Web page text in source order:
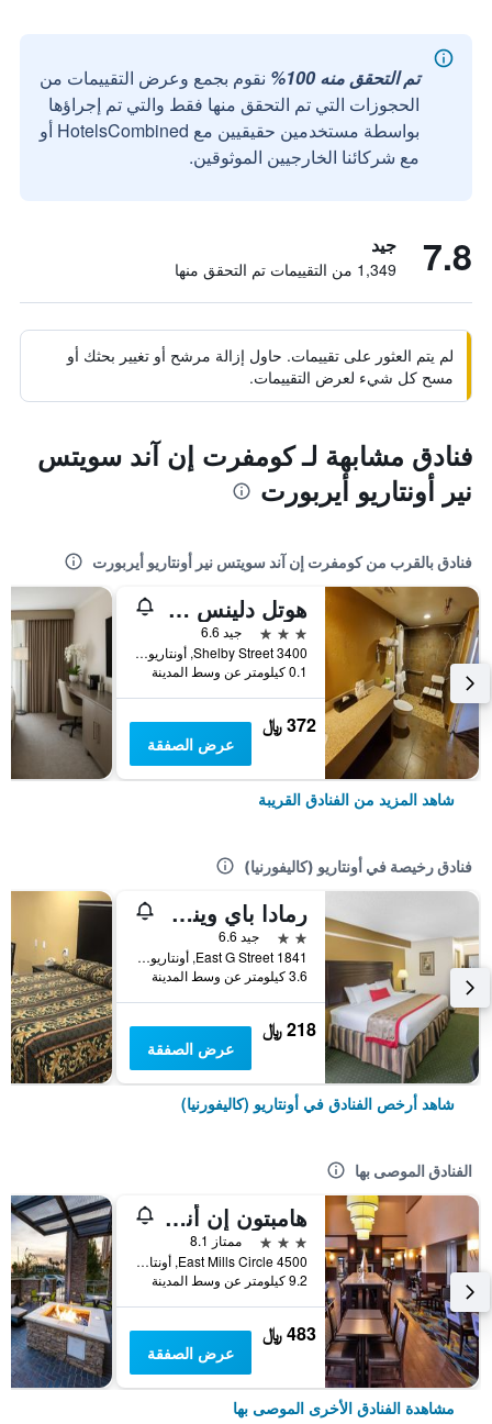
تم التحقق منه 100%
نقوم بجمع وعرض التقييمات من
الحجوزات التي تم التحقق منها فقط والتي تم إجراؤها
بواسطة مستخدمين حقيقيين مع HotelsCombined أو
مع شركائنا الخارجيين الموثوقين.
7.8 جيد
1,349 من التقييمات تم التحقق منها
لم يتم العثور على تقييمات. حاول إزالة مرشح أو تغيير بحثك أو
مسح كل شيء لعرض التقييمات.
فنادق مشابهة لـ كومفرت إن آند سويتس
نير أونتاريو أيربورت
فنادق بالقرب من كومفرت إن آند سويتس نير أونتاريو أيربورت
هوتل دلينس أونتاريو أيربورت
3 نجوم
جيد 6.6
3400 Shelby Street, أونتاريو (كاليفورنيا), CA, الولايات المتحدة الأميريكية
0.1 كيلومتر عن وسط المدينة
372 ﷼
عرض الصفقة
شاهد المزيد من الفنادق القريبة
فنادق رخيصة في أونتاريو (كاليفورنيا)
رمادا باي ويندام أونتاريو
2 نجمتين
جيد 6.6
1841 East G Street, أونتاريو (كاليفورنيا), CA, الولايات المتحدة الأميريكية
3.6 كيلومتر عن وسط المدينة
218 ﷼
عرض الصفقة
شاهد أرخص الفنادق في أونتاريو (كاليفورنيا)
الفنادق الموصى بها
هامبتون إن أند سويتس أونتاريو
3 نجوم
ممتاز 8.1
4500 East Mills Circle, أونتاريو (كاليفورنيا), CA, الولايات المتحدة الأميريكية
9.2 كيلومتر عن وسط المدينة
483 ﷼
عرض الصفقة
مشاهدة الفنادق الأخرى الموصى بها